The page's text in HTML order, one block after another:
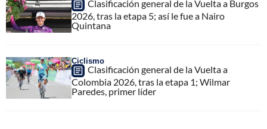
Clasificación general de la Vuelta a Burgos
2026, tras la etapa 5; así le fue a Nairo
Quintana
Ciclismo
Clasificación general de la Vuelta a
Colombia 2026, tras la etapa 1; Wilmar
Paredes, primer líder